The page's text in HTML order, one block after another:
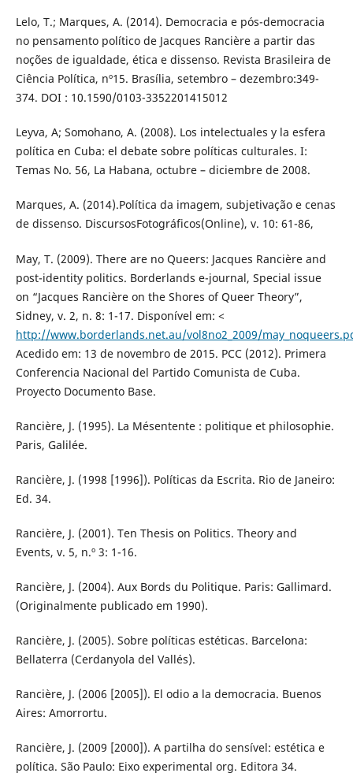
Lelo, T.; Marques, A. (2014). Democracia e pós-democracia
no pensamento político de Jacques Rancière a partir das
noções de igualdade, ética e dissenso. Revista Brasileira de
Ciência Política, nº15. Brasília, setembro – dezembro:349-
374. DOI : 10.1590/0103-3352201415012
Leyva, A; Somohano, A. (2008). Los intelectuales y la esfera
política en Cuba: el debate sobre políticas culturales. I:
Temas No. 56, La Habana, octubre – diciembre de 2008.
Marques, A. (2014).Política da imagem, subjetivação e cenas
de dissenso. DiscursosFotográficos(Online), v. 10: 61-86,
May, T. (2009). There are no Queers: Jacques Rancière and
post-identity politics. Borderlands e-journal, Special issue
on “Jacques Rancière on the Shores of Queer Theory”,
Sidney, v. 2, n. 8: 1-17. Disponível em: <
http://www.borderlands.net.au/vol8no2_2009/
Acedido em: 13 de novembro de 2015. PCC (2012). Primera
Conferencia Nacional del Partido Comunista de Cuba.
Proyecto Documento Base.
Rancière, J. (1995). La Mésentente : politique et philosophie.
Paris, Galilée.
Rancière, J. (1998 [1996]). Políticas da Escrita. Rio de Janeiro:
Ed. 34.
Rancière, J. (2001). Ten Thesis on Politics. Theory and
Events, v. 5, n.º 3: 1-16.
Rancière, J. (2004). Aux Bords du Politique. Paris: Gallimard.
(Originalmente publicado em 1990).
Rancière, J. (2005). Sobre políticas estéticas. Barcelona:
Bellaterra (Cerdanyola del Vallés).
Rancière, J. (2006 [2005]). El odio a la democracia. Buenos
Aires: Amorrortu.
Rancière, J. (2009 [2000]). A partilha do sensível: estética e
política. São Paulo: Eixo experimental org. Editora 34.